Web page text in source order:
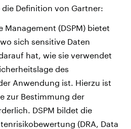
Definition von Gartner:
Management (DSPM) bietet
sich sensitive Daten
hat, wie sie verwendet
des
Anwendung ist. Hierzu ist
zur Bestimmung der
DSPM bildet die
(DRA, Data